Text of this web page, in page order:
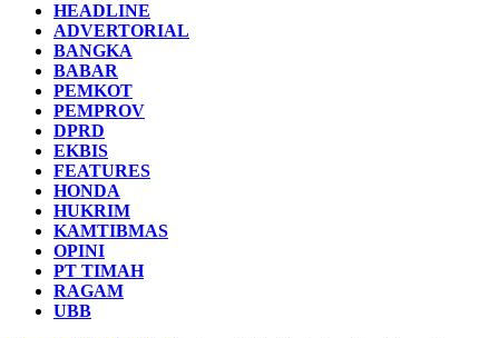
HEADLINE
ADVERTORIAL
BANGKA
BABAR
PEMKOT
PEMPROV
DPRD
EKBIS
FEATURES
HONDA
HUKRIM
KAMTIBMAS
OPINI
PT TIMAH
RAGAM
UBB